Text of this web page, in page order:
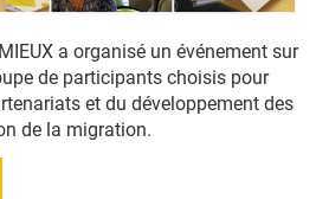
a organisé un événement sur
de participants choisis pour
et du développement des
de la migration.